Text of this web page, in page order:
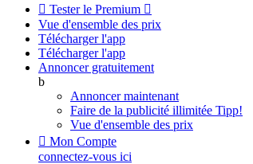
 Tester le Premium 
Vue d'ensemble des prix
Télécharger l'app
Télécharger l'app
Annoncer gratuitement
b
Annoncer maintenant
Faire de la publicité illimitée Tipp!
Vue d'ensemble des prix
 Mon Compte
connectez-vous ici